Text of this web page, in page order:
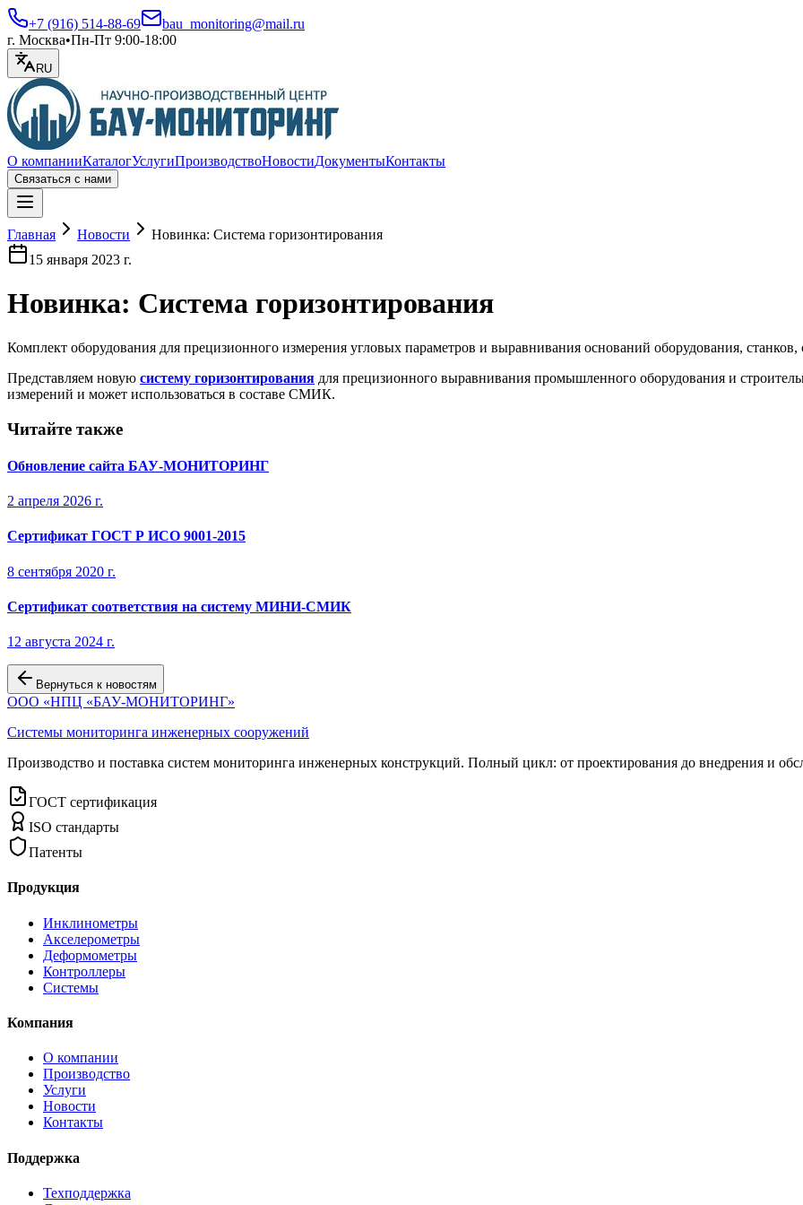
+7 (916) 514-88-69
bau_monitoring@mail.ru
г. Москва•Пн-Пт 9:00-18:00
RU
О компанииКаталогУслугиПроизводствоНовостиДокументыКонтакты
Связаться с нами
Главная Новости
Новинка: Система горизонтирования
15 января 2023 г.
Новинка: Система горизонтирования
Комплект оборудования для прецизионного измерения угловых параметров и выравнивания оснований оборудования,
Представляем новую систему горизонтирования для прецизионного выравнивания промышленного оборудования и
измерений и может использоваться в составе СМИК.
Читайте также
Обновление сайта БАУ-МОНИТОРИНГ
2 апреля 2026 г.
Сертификат ГОСТ Р ИСО 9001-2015
8 сентября 2020 г.
Сертификат соответствия на систему МИНИ-СМИК
12 августа 2024 г.
Вернуться к новостям
ООО «НПЦ «БАУ-МОНИТОРИНГ»
Системы мониторинга инженерных сооружений
Производство и поставка систем мониторинга инженерных конструкций. Полный цикл: от проектирования до внедрения и
ГОСТ сертификация
ISO стандарты
Патенты
Продукция
Инклинометры
Акселерометры
Деформометры
Контроллеры
Системы
Компания
О компании
Производство
Услуги
Новости
Контакты
Поддержка
Техподдержка